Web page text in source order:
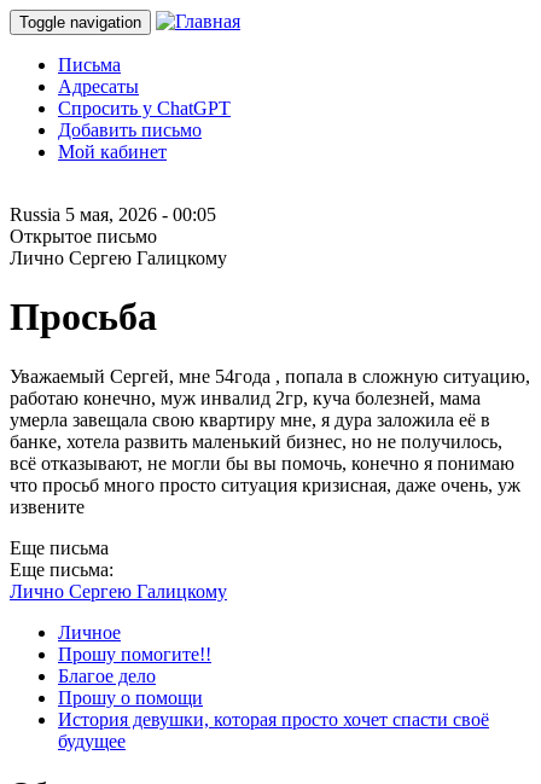
Toggle navigation
Письма
Адресаты
Спросить у ChatGPT
Добавить письмо
Мой кабинет
Russia 5 мая, 2026 - 00:05
Открытое письмо
Лично Сергею Галицкому
Просьба
Уважаемый Сергей, мне 54года , попала в сложную ситуацию,
работаю конечно, муж инвалид 2гр, куча болезней, мама
умерла завещала свою квартиру мне, я дура заложила её в
банке, хотела развить маленький бизнес, но не получилось,
всё отказывают, не могли бы вы помочь, конечно я понимаю
что просьб много просто ситуация кризисная, даже очень, уж
извените
Еще письма
Еще письма:
Лично Сергею Галицкому
Личное
Прошу помогите!!
Благое дело
Прошу о помощи
История девушки, которая просто хочет спасти своё
будущее